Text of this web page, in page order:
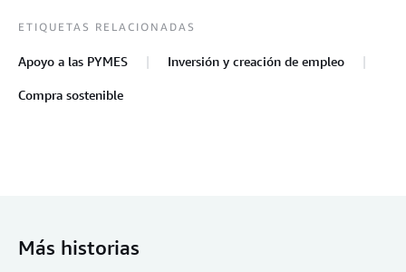
ETIQUETAS RELACIONADAS
Apoyo a las PYMES Inversión y creación de empleo
Compra sostenible
Más historias